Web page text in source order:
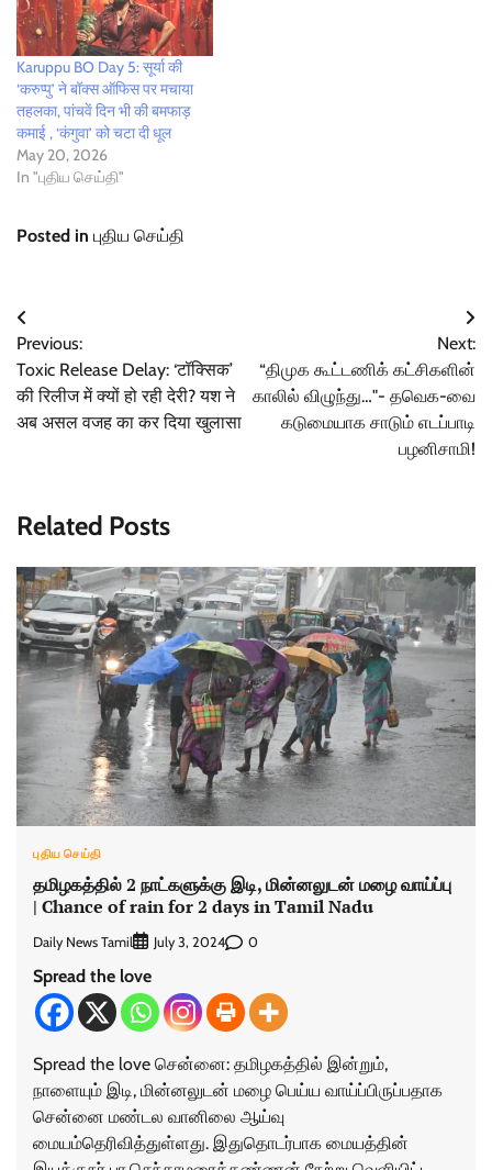
Karuppu BO Day 5: सूर्या की
‘करुप्पु’ ने बॉक्स ऑफिस पर मचाया
तहलका, पांचवें दिन भी की बमफाड़
कमाई , ‘कंगुवा’ को चटा दी धूल
May 20, 2026
In "புதிய செய்தி"
Posted in புதிய செய்தி
Post
navigation
Previous:
Toxic Release Delay: ‘टॉक्सिक’
की रिलीज में क्यों हो रही देरी? यश ने
अब असल वजह का कर दिया खुलासा
Next:
“திமுக கூட்டணிக் கட்சிகளின்
காலில் விழுந்து…"- தவெக-வை
கடுமையாக சாடும் எடப்பாடி
பழனிசாமி!
Related Posts
புதிய செய்தி
தமிழகத்தில் 2 நாட்களுக்கு இடி, மின்னலுடன் மழை வாய்ப்பு
| Chance of rain for 2 days in Tamil Nadu
Daily News Tamil July 3, 2024 0
Spread the love
Spread the love சென்னை: தமிழகத்தில் இன்றும்,
நாளையும் இடி, மின்னலுடன் மழை பெய்ய வாய்ப்பிருப்பதாக
சென்னை மண்டல வானிலை ஆய்வு
மையம்தெரிவித்துள்ளது. இதுதொடர்பாக மையத்தின்